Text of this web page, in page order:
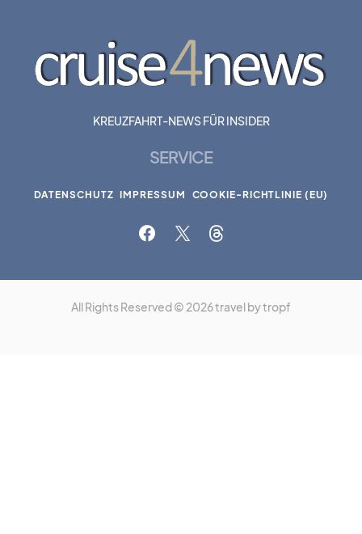
KREUZFAHRT-NEWS FÜR INSIDER
SERVICE
DATENSCHUTZ IMPRESSUM COOKIE-RICHTLINIE (EU)
All Rights Reserved © 2026 travel by tropf